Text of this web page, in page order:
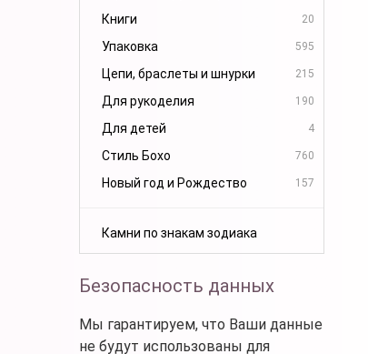
Книги 20
Упаковка 595
Цепи, браслеты и шнурки 215
Для рукоделия 190
Для детей 4
Стиль Бохо 760
Новый год и Рождество 157
Камни по знакам зодиака
Безопасность данных
Мы гарантируем, что Ваши данные
не будут использованы для